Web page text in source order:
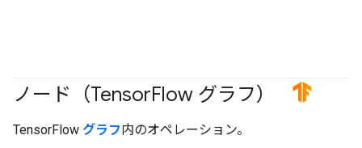
ノード（TensorFlow グラフ） #TensorFlow
TensorFlow グラフ内のオペレーション。